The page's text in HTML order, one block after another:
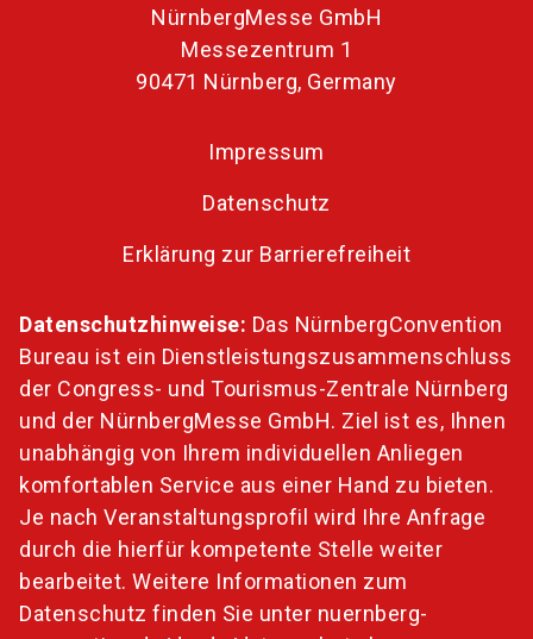
NürnbergMesse GmbH
Messezentrum 1
90471 Nürnberg, Germany
Impressum
Datenschutz
Erklärung zur Barrierefreiheit
Datenschutzhinweise: Das NürnbergConvention
Bureau ist ein Dienstleistungszusammenschluss
der Congress- und Tourismus-Zentrale Nürnberg
und der NürnbergMesse GmbH. Ziel ist es, Ihnen
unabhängig von Ihrem individuellen Anliegen
komfortablen Service aus einer Hand zu bieten.
Je nach Veranstaltungsprofil wird Ihre Anfrage
durch die hierfür kompetente Stelle weiter
bearbeitet. Weitere Informationen zum
Datenschutz finden Sie unter nuernberg-